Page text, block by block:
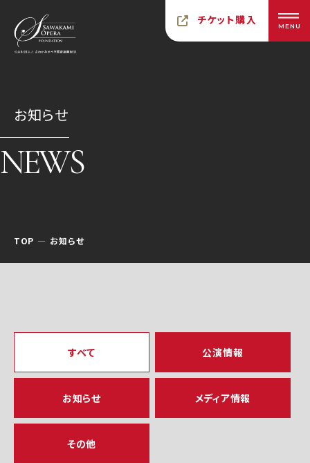
チケット購入 MENU
お知らせ
NEWS
TOP お知らせ
すべて 公演情報
お知らせ メディア情報
その他